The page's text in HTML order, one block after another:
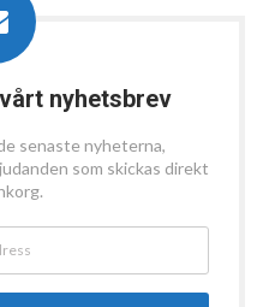
nyhetsbrev
senaste nyheterna,
som skickas direkt